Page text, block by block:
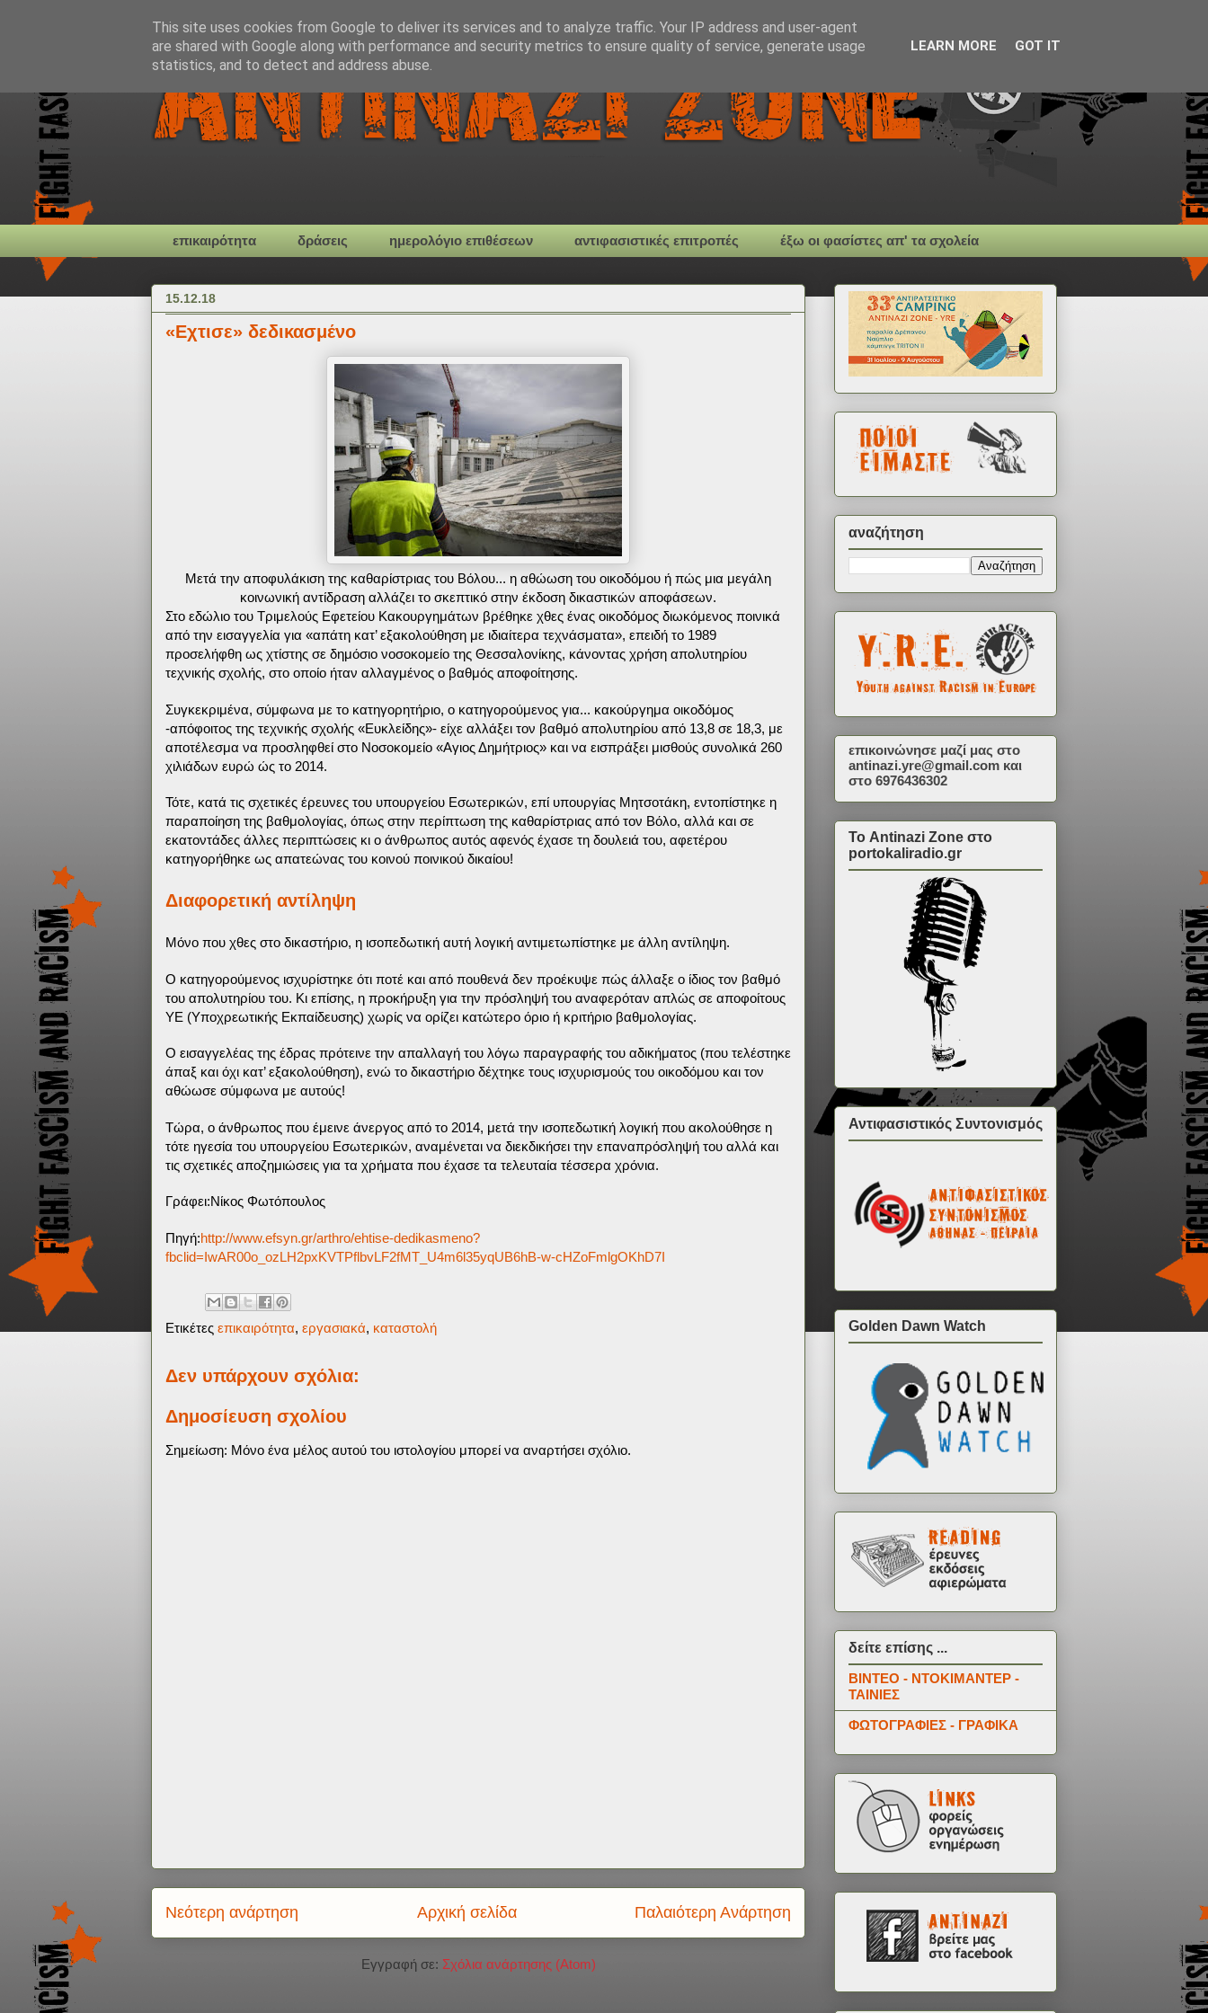
επικαιρότητα δράσεις ημερολόγιο επιθέσεων αντιφασιστικές επιτροπές έξω οι φασίστες απ' τα σχολεία
15.12.18
«Εχτισε» δεδικασμένο
Μετά την αποφυλάκιση της καθαρίστριας του Βόλου... η αθώωση του οικοδόμου ή πώς μια μεγάλη
κοινωνική αντίδραση αλλάζει το σκεπτικό στην έκδοση δικαστικών αποφάσεων.
Στο εδώλιο του Τριμελούς Εφετείου Κακουργημάτων βρέθηκε χθες ένας οικοδόμος διωκόμενος ποινικά
από την εισαγγελία για «απάτη κατ’ εξακολούθηση με ιδιαίτερα τεχνάσματα», επειδή το 1989
προσελήφθη ως χτίστης σε δημόσιο νοσοκομείο της Θεσσαλονίκης, κάνοντας χρήση απολυτηρίου
τεχνικής σχολής, στο οποίο ήταν αλλαγμένος ο βαθμός αποφοίτησης.
Συγκεκριμένα, σύμφωνα με το κατηγορητήριο, ο κατηγορούμενος για... κακούργημα οικοδόμος
-απόφοιτος της τεχνικής σχολής «Ευκλείδης»- είχε αλλάξει τον βαθμό απολυτηρίου από 13,8 σε 18,3, με
αποτέλεσμα να προσληφθεί στο Νοσοκομείο «Αγιος Δημήτριος» και να εισπράξει μισθούς συνολικά 260
χιλιάδων ευρώ ώς το 2014.
Τότε, κατά τις σχετικές έρευνες του υπουργείου Εσωτερικών, επί υπουργίας Μητσοτάκη, εντοπίστηκε η
παραποίηση της βαθμολογίας, όπως στην περίπτωση της καθαρίστριας από τον Βόλο, αλλά και σε
εκατοντάδες άλλες περιπτώσεις κι ο άνθρωπος αυτός αφενός έχασε τη δουλειά του, αφετέρου
κατηγορήθηκε ως απατεώνας του κοινού ποινικού δικαίου!
Διαφορετική αντίληψη
Μόνο που χθες στο δικαστήριο, η ισοπεδωτική αυτή λογική αντιμετωπίστηκε με άλλη αντίληψη.
Ο κατηγορούμενος ισχυρίστηκε ότι ποτέ και από πουθενά δεν προέκυψε πώς άλλαξε ο ίδιος τον βαθμό
του απολυτηρίου του. Κι επίσης, η προκήρυξη για την πρόσληψή του αναφερόταν απλώς σε αποφοίτους
ΥΕ (Υποχρεωτικής Εκπαίδευσης) χωρίς να ορίζει κατώτερο όριο ή κριτήριο βαθμολογίας.
Ο εισαγγελέας της έδρας πρότεινε την απαλλαγή του λόγω παραγραφής του αδικήματος (που τελέστηκε
άπαξ και όχι κατ’ εξακολούθηση), ενώ το δικαστήριο δέχτηκε τους ισχυρισμούς του οικοδόμου και τον
αθώωσε σύμφωνα με αυτούς!
Τώρα, ο άνθρωπος που έμεινε άνεργος από το 2014, μετά την ισοπεδωτική λογική που ακολούθησε η
τότε ηγεσία του υπουργείου Εσωτερικών, αναμένεται να διεκδικήσει την επαναπρόσληψή του αλλά και
τις σχετικές αποζημιώσεις για τα χρήματα που έχασε τα τελευταία τέσσερα χρόνια.
Γράφει:Νίκος Φωτόπουλος
Πηγή:http://www.efsyn.gr/arthro/ehtise-dedikasmeno?
fbclid=IwAR00o_ozLH2pxKVTPflbvLF2fMT_U4m6l35yqUB6hB-w-cHZoFmlgOKhD7I
Ετικέτες επικαιρότητα, εργασιακά, καταστολή
Δεν υπάρχουν σχόλια:
Δημοσίευση σχολίου
Σημείωση: Μόνο ένα μέλος αυτού του ιστολογίου μπορεί να αναρτήσει σχόλιο.
Νεότερη ανάρτηση Παλαιότερη Ανάρτηση
Αρχική σελίδα
Εγγραφή σε: Σχόλια ανάρτησης (Atom)
αναζήτηση
επικοινώνησε μαζί μας στο
antinazi.yre@gmail.com και
στο 6976436302
Το Antinazi Zone στο
portokaliradio.gr
Αντιφασιστικός Συντονισμός
Golden Dawn Watch
δείτε επίσης ...
ΒΙΝΤΕΟ - ΝΤΟΚΙΜΑΝΤΕΡ -
ΤΑΙΝΙΕΣ
ΦΩΤΟΓΡΑΦΙΕΣ - ΓΡΑΦΙΚΑ
This site uses cookies from Google to deliver its services and to analyze traffic. Your IP address and user-agent
are shared with Google along with performance and security metrics to ensure quality of service, generate usage
statistics, and to detect and address abuse.
LEARN MORE GOT IT